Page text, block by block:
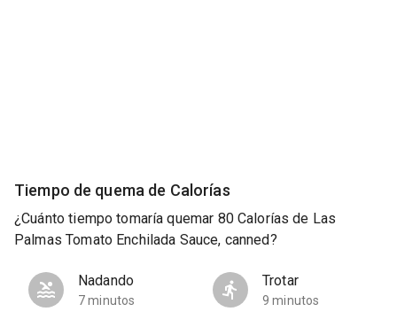
Tiempo de quema de Calorías
¿Cuánto tiempo tomaría quemar 80 Calorías de Las
Palmas Tomato Enchilada Sauce, canned?
Nadando
7 minutos
Trotar
9 minutos